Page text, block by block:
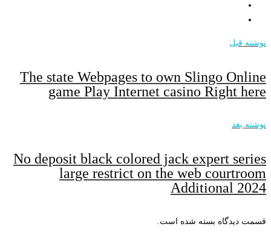
نوشته قبل
The state Webpages to own Slingo Online
game Play Internet casino Right here
نوشته بعد
No deposit black colored jack expert series
large restrict on the web courtroom
Additional 2024
قسمت دیدگاه بسته شده است.